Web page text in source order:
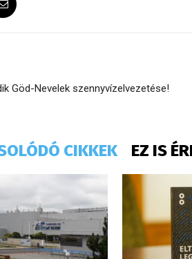
Göd-Nevelek szennyvízelvezetése!
CIKKEK EZ IS